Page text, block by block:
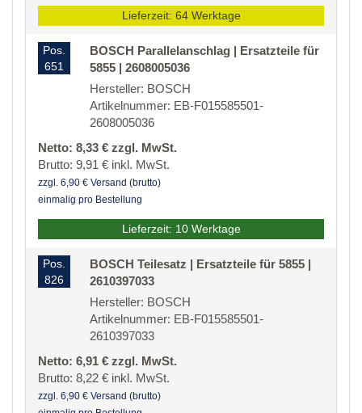
Lieferzeit: 64 Werktage
Pos.
651
BOSCH Parallelanschlag | Ersatzteile für
5855 | 2608005036
Hersteller: BOSCH
Artikelnummer: EB-F015585501-
2608005036
Netto: 8,33 € zzgl. MwSt.
Brutto: 9,91 € inkl. MwSt.
zzgl. 6,90 € Versand (brutto)
einmalig pro Bestellung
Lieferzeit: 10 Werktage
Pos.
826
BOSCH Teilesatz | Ersatzteile für 5855 |
2610397033
Hersteller: BOSCH
Artikelnummer: EB-F015585501-
2610397033
Netto: 6,91 € zzgl. MwSt.
Brutto: 8,22 € inkl. MwSt.
zzgl. 6,90 € Versand (brutto)